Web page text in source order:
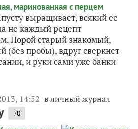
выращивает, всякий ее
не каждый рецепт
Порой старый знакомый,
(без пробы), вдруг сверкнет
и руки сами уже банки
14:52 в личный журнал
70